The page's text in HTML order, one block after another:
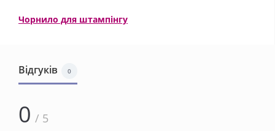
Чорнило для штампінгу
Відгуків 0
0 / 5